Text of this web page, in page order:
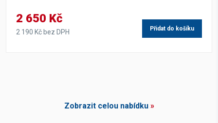
2 650 Kč
2 190 Kč bez DPH Přidat do košíku
Zobrazit celou nabídku»